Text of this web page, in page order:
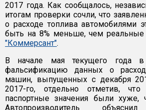
2017 года. Как сообщалось,
итогам проверки сочли, что
о расходе топлива автомобилями
быть на 8% меньше, чем реальные
"Коммерсант".
В начале мая текущего года в
фальсификацию данных о
машин, выпущенных с декабря
2017-го, отдельно отметив,
паспортные значения были хуже,
Автопроизводитель